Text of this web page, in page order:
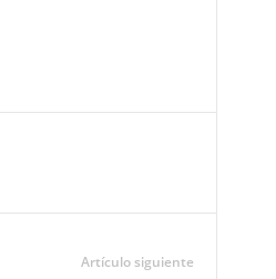
Artículo siguiente